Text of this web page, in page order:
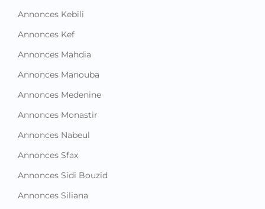
Annonces Kebili
Annonces Kef
Annonces Mahdia
Annonces Manouba
Annonces Medenine
Annonces Monastir
Annonces Nabeul
Annonces Sfax
Annonces Sidi Bouzid
Annonces Siliana